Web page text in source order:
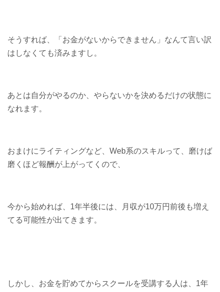
そうすれば、「お金がないからできません」なんて言い訳
はしなくても済みますし。
あとは自分がやるのか、やらないかを決めるだけの状態に
なれます。
おまけにライティングなど、Web系のスキルって、磨けば
磨くほど報酬が上がってくので、
今から始めれば、1年半後には、月収が10万円前後も増え
てる可能性が出てきます。
しかし、お金を貯めてからスクールを受講する人は、1年